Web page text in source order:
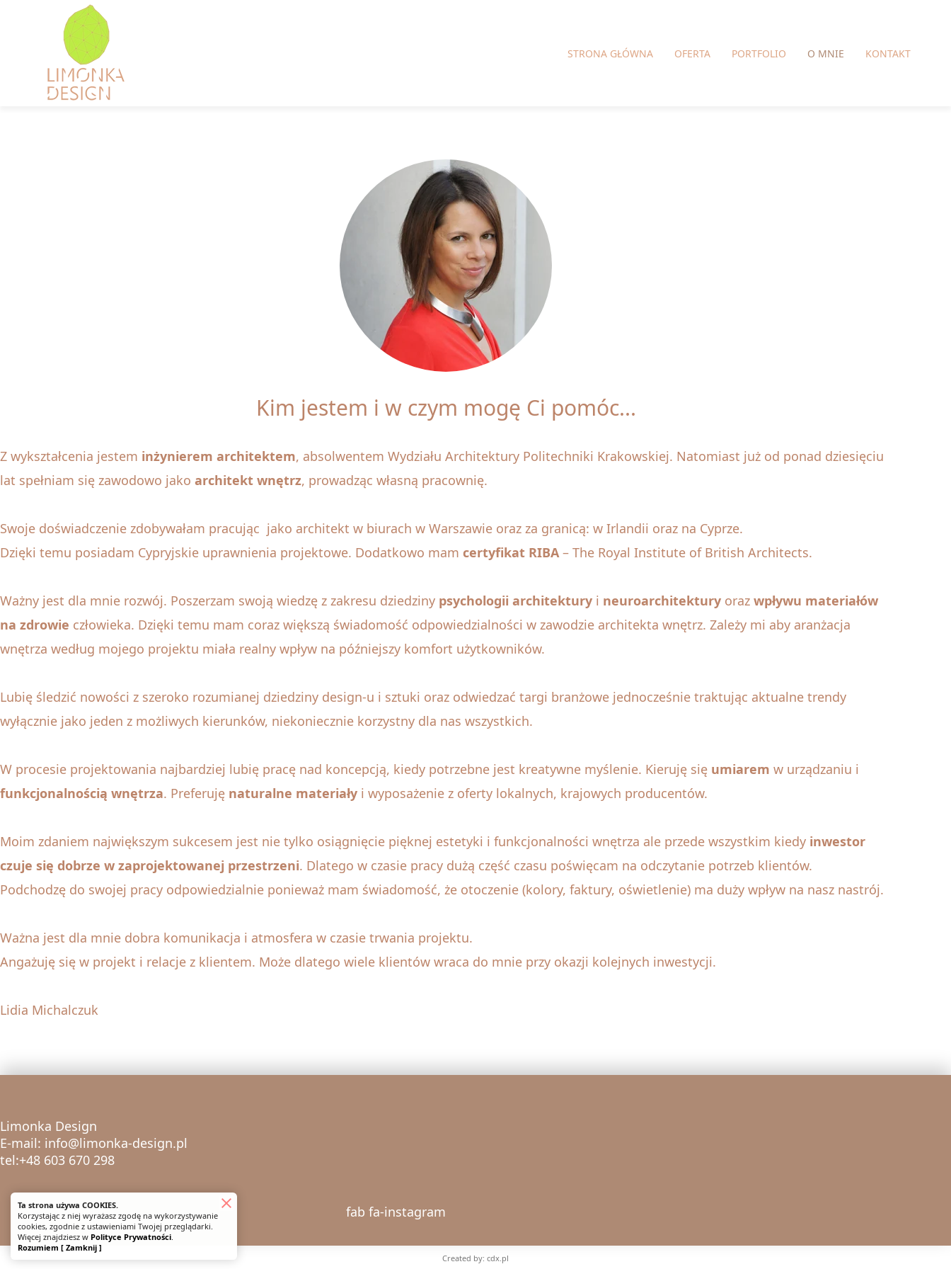
STRONA GŁÓWNA OFERTA PORTFOLIO O MNIE KONTAKT
Kim jestem i w czym mogę Ci pomóc...
Z wykształcenia jestem inżynierem architektem, absolwentem Wydziału Architektury Politechniki Krakowskiej. Natomiast już od ponad dziesięciu
lat spełniam się zawodowo jako architekt wnętrz, prowadząc własną pracownię.
Swoje doświadczenie zdobywałam pracując jako architekt w biurach w Warszawie oraz za granicą: w Irlandii oraz na Cyprze.
Dzięki temu posiadam Cypryjskie uprawnienia projektowe. Dodatkowo mam certyfikat RIBA– The Royal Institute of British Architects.
Ważny jest dla mnie rozwój. Poszerzam swoją wiedzę z zakresu dziedziny psychologii architektury i neuroarchitektury oraz wpływu materiałów
na zdrowie człowieka. Dzięki temu mam coraz większą świadomość odpowiedzialności w zawodzie architekta wnętrz. Zależy mi aby aranżacja
wnętrza według mojego projektu miała realny wpływ na późniejszy komfort użytkowników.
Lubię śledzić nowości z szeroko rozumianej dziedziny design-u i sztuki oraz odwiedzać targi branżowe jednocześnie traktując aktualne trendy
wyłącznie jako jeden z możliwych kierunków, niekoniecznie korzystny dla nas wszystkich.
W procesie projektowania najbardziej lubię pracę nad koncepcją, kiedy potrzebne jest kreatywne myślenie. Kieruję się umiarem w urządzaniu i
funkcjonalnością wnętrza. Preferuję naturalne materiały i wyposażenie z oferty lokalnych, krajowych producentów.
Moim zdaniem największym sukcesem jest nie tylko osiągnięcie pięknej estetyki i funkcjonalności wnętrza ale przede wszystkim kiedy inwestor
czuje się dobrze w zaprojektowanej przestrzeni. Dlatego w czasie pracy dużą część czasu poświęcam na odczytanie potrzeb klientów.
Podchodzę do swojej pracy odpowiedzialnie ponieważ mam świadomość, że otoczenie (kolory, faktury, oświetlenie) ma duży wpływ na nasz nastrój.
Ważna jest dla mnie dobra komunikacja i atmosfera w czasie trwania projektu.
Angażuję się w projekt i relacje z klientem. Może dlatego wiele klientów wraca do mnie przy okazji kolejnych inwestycji.
Lidia Michalczuk
Limonka Design
E-mail: info@limonka-design.pl
tel:+48 603 670 298
fab fa-instagram
Created by: cdx.pl
Ta strona używa COOKIES.
Korzystając z niej wyrażasz zgodę na wykorzystywanie
cookies, zgodnie z ustawieniami Twojej przeglądarki.
Więcej znajdziesz w Polityce Prywatności.
Rozumiem [ Zamknij ]